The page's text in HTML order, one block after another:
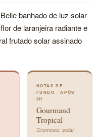
banhado de luz solar
de laranjeira radiante e
frutado solar assinado
NOTAS DE
FUNDO · APÓS
3H
Gourmand
Tropical
Cremoso, solar